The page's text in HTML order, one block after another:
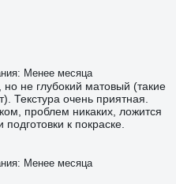
Ложиться нормально,
Менее месяца
не глубокий матовый (такие
Текстура очень приятная.
проблем никаких, ложится
инструкции подготовки к покраске.
Менее месяца